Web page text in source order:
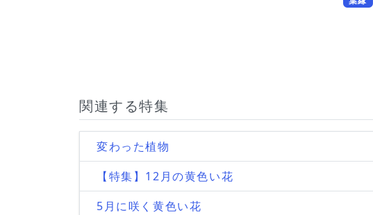
関連する特集
変わった植物
【特集】12月の黄色い花
5月に咲く黄色い花